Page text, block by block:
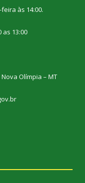
às 14:00.
13:00
Olímpia – MT